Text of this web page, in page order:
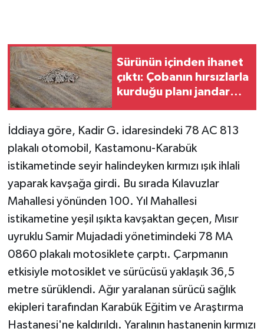
Sürünün içinden ihanet
çıktı: Çobanın hırsızlarla
kurduğu planı jandarma
İddiaya göre, Kadir G. idaresindeki 78 AC 813
plakalı otomobil, Kastamonu-Karabük
istikametinde seyir halindeyken kırmızı ışık ihlali
yaparak kavşağa girdi. Bu sırada Kılavuzlar
Mahallesi yönünden 100. Yıl Mahallesi
istikametine yeşil ışıkta kavşaktan geçen, Mısır
uyruklu Samir Mujadadi yönetimindeki 78 MA
0860 plakalı motosiklete çarptı. Çarpmanın
etkisiyle motosiklet ve sürücüsü yaklaşık 36,5
metre sürüklendi. Ağır yaralanan sürücü sağlık
ekipleri tarafından Karabük Eğitim ve Araştırma
Hastanesi'ne kaldırıldı. Yaralının hastanenin kırmızı